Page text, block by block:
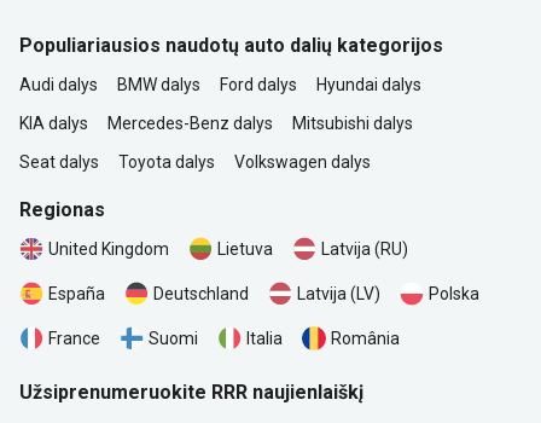
Populiariausios naudotų auto dalių kategorijos
Audi dalys BMW dalys Ford dalys
Hyundai dalys
KIA dalys
Mercedes-Benz dalys
Mitsubishi dalys
Seat dalys
Toyota dalys Volkswagen dalys
Regionas
United Kingdom Lietuva Latvija (RU)
España Deutschland Latvija (LV) Polska
France Suomi Italia România
Užsiprenumeruokite RRR naujienlaiškį